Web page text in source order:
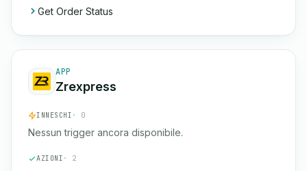
Get Order Status
APP
Zrexpress
INNESCHI · 0
Nessun trigger ancora disponibile.
AZIONI · 2